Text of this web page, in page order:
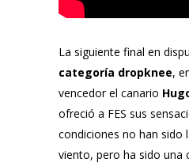
La siguiente final en
categoría dropknee,
vencedor el canario
ofreció a FES sus
condiciones no han sido
viento, pero ha sido una